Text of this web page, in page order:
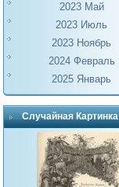
2023 Май
2023 Июль
2023 Ноябрь
2024 Февраль
2025 Январь
Случайная Картинка